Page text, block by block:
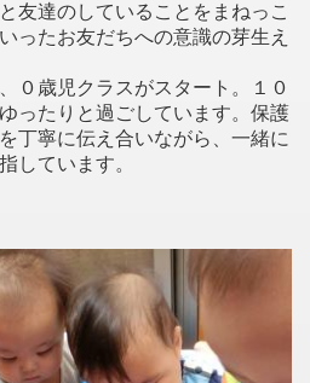
友達のしていることをまねっこ
ったお友だちへの意識の芽生え
０歳児クラスがスタート。１０
ったりと過ごしています。保護
丁寧に伝え合いながら、一緒に
しています。